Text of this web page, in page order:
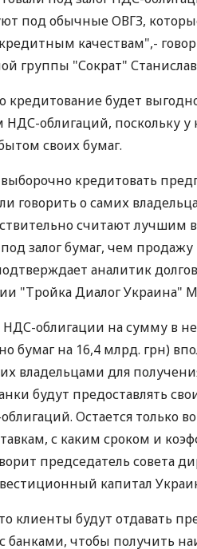
под обычные ОВГЗ,
качествам",-
группы "Сократ"
кредитование будет
НДС-облигаций, поскольку у
своих бумаг.
кредитовать
говорить о самих
считают лучшим
залог бумаг, чем
аналитик
"Тройка Диалог Украина"
облигации на сумму в
бумаг на 16,4 млрд. грн)
владельцами для
будут предоставлять
Остается только
с каким сроком и
председатель совета
капитал
клиенты будут отдавать
банками, чтобы получить